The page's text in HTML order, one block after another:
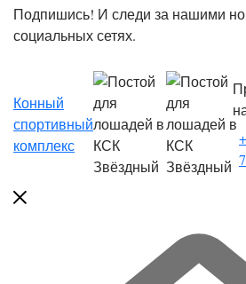
Подпишись! И следи за нашими
социальных сетях.
Конный
спортивный
комплекс